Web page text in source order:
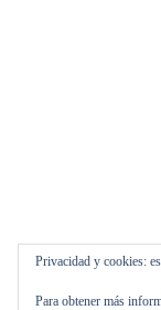
Privacidad y cookies:
Para obtener más